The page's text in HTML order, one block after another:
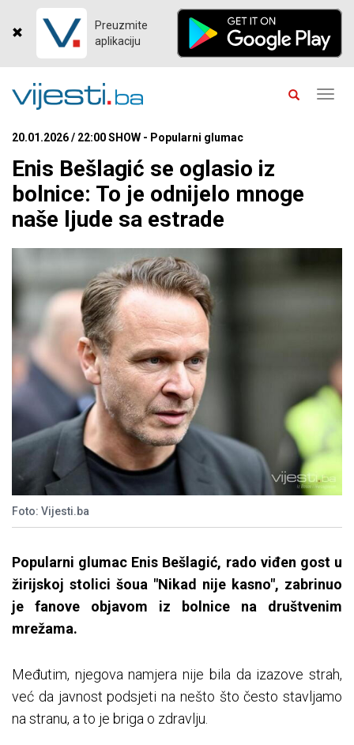
Preuzmite
aplikaciju
20.01.2026 / 22:00 SHOW - Popularni glumac
Enis Bešlagić se oglasio iz
bolnice: To je odnijelo mnoge
naše ljude sa estrade
Foto: Vijesti.ba
Popularni glumac Enis Bešlagić, rado viđen gost u
žirijskoj stolici šoua "Nikad nije kasno", zabrinuo
je fanove objavom iz bolnice na društvenim
mrežama.
Međutim, njegova namjera nije bila da izazove strah,
već da javnost podsjeti na nešto što često stavljamo
na stranu, a to je briga o zdravlju.